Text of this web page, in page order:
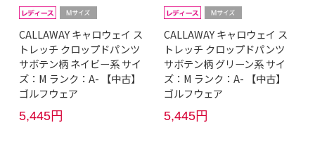
CALLAWAY キャロウェイ ス
トレッチ クロップドパンツ
サボテン柄 ネイビー系 サイ
ズ：M ランク：A- 【中古】
ゴルフウェア
5,445円
CALLAWAY キャロウェイ ス
トレッチ クロップドパンツ
サボテン柄 グリーン系 サイ
ズ：M ランク：A- 【中古】
ゴルフウェア
5,445円